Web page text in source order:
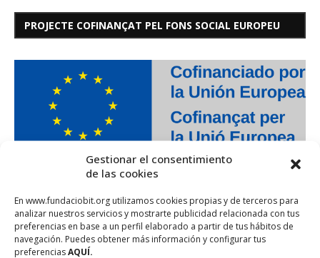
Gestionar el consentimiento
de las cookies
En www.fundaciobit.org utilizamos cookies propias y de terceros para
analizar nuestros servicios y mostrarte publicidad relacionada con tus
preferencias en base a un perfil elaborado a partir de tus hábitos de
navegación. Puedes obtener más información y configurar tus
preferenciasAQUÍ.
PROJECTE COFINANÇAT PEL FONS SOCIAL EUROPEU